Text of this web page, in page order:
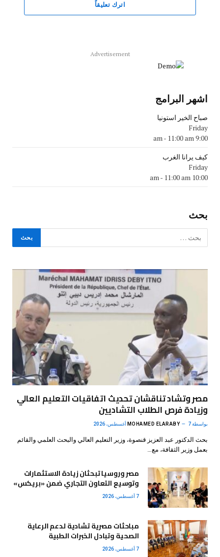
اترك تعليقاً
Advertisement
اشهر البرامج
صباح الخير استونيا
Friday
9:00 am
- 11:00 am
كيف يرانا الغرب
Friday
10:00 am
- 11:00 am
بحث
مصر وتشاد تناقشان تحديث اتفاقيات التعليم العالي
وزيادة فرص الطلاب التشاديين
بواسطة MOHAMED ELARABY 7 أغسطس، 2026
بحث الدكتور عبد العزيز قنصوة، وزير التعليم العالي والبحث العلمي والقائم
بعمل وزير الثقافة، مع…
مصر وروسيا تبحثان زيادة الاستثمارات
وتوسيع التعاون التجاري ضمن «بريكس»
7 أغسطس، 2026
مباحثات مصرية تشادية لدعم الرعاية
الصحية وتبادل الخبرات الطبية
7 أغسطس، 2026